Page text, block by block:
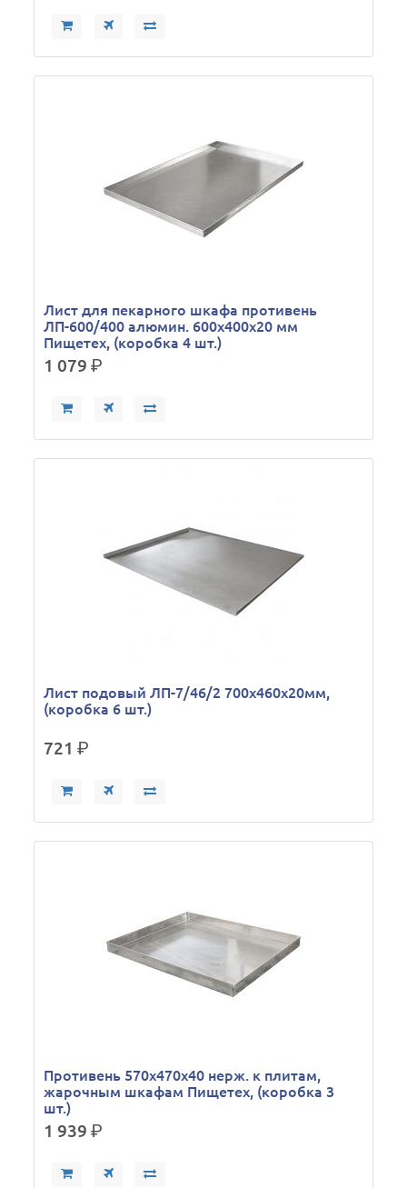
Лист для пекарного шкафа противень
ЛП-600/400 алюмин. 600х400х20 мм
Пищетех, (коробка 4 шт.)
1 079р.
Лист подовый ЛП-7/46/2 700х460х20мм,
(коробка 6 шт.)
721р.
Противень 570х470х40 нерж. к плитам,
жарочным шкафам Пищетех, (коробка 3
шт.)
1 939р.